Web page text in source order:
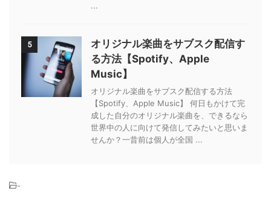
...
5
オリジナル楽曲をサブスク配信す
る方法【Spotify、Apple
Music】
オリジナル楽曲をサブスク配信する方法
【Spotify、Apple Music】 何日もかけて完
成した自分のオリジナル楽曲を、できるなら
世界中の人に向けて発信してみたいと思いま
せんか？一昔前は個人が全国 ...
-